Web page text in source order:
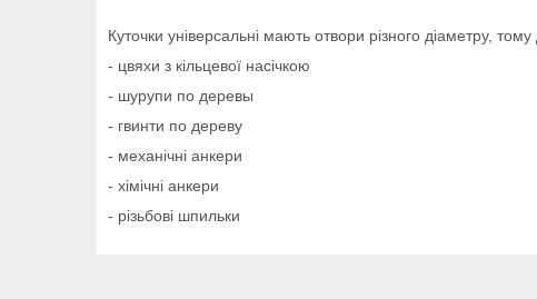
Куточки універсальні мають отвори різного діаметру,
- цвяхи з кільцевої насічкою
- шурупи по деревы
- гвинти по дереву
- механічні анкери
- хімічні анкери
- різьбові шпильки